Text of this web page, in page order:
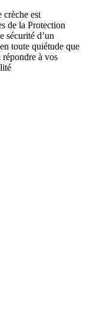
crèche est
de la Protection
sécurité d’un
toute quiétude que
à vos